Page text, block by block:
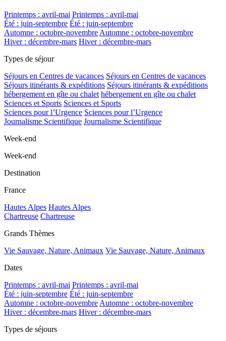
Printemps : avril-mai Printemps : avril-mai
Été : juin-septembre Été : juin-septembre
Automne : octobre-novembre Automne : octobre-novembre
Hiver : décembre-mars Hiver : décembre-mars
Types de séjour
Séjours en Centres de vacances Séjours en Centres de vacances
Séjours itinérants & expéditions Séjours itinérants & expéditions
hébergement en gîte ou chalet hébergement en gîte ou chalet
Sciences et Sports Sciences et Sports
Sciences pour l’Urgence Sciences pour l’Urgence
Journalisme Scientifique Journalisme Scientifique
Week-end
Week-end
Destination
France
Hautes Alpes Hautes Alpes
Chartreuse Chartreuse
Grands Thèmes
Vie Sauvage, Nature, Animaux Vie Sauvage, Nature, Animaux
Dates
Printemps : avril-mai Printemps : avril-mai
Été : juin-septembre Été : juin-septembre
Automne : octobre-novembre Automne : octobre-novembre
Hiver : décembre-mars Hiver : décembre-mars
Types de séjours